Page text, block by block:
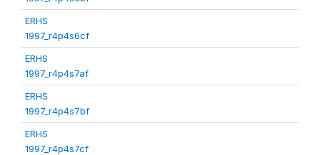
ERHS
1997_r4p4s6cf
ERHS
1997_r4p4s7af
ERHS
1997_r4p4s7bf
ERHS
1997_r4p4s7cf